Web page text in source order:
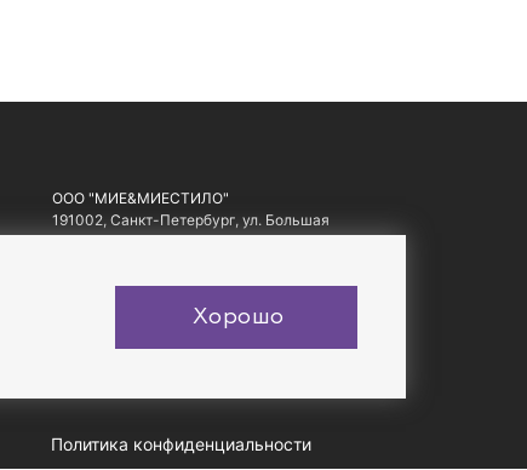
ООО "МИЕ&МИЕСТИЛО"
191002, Санкт-Петербург, ул. Большая
Московская, д. 1-3, литер А, офис 10.
Политика конфиденциальности
Хорошо